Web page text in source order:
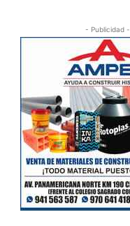
- Publicidad -